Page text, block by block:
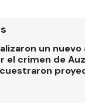
un
el crimen de